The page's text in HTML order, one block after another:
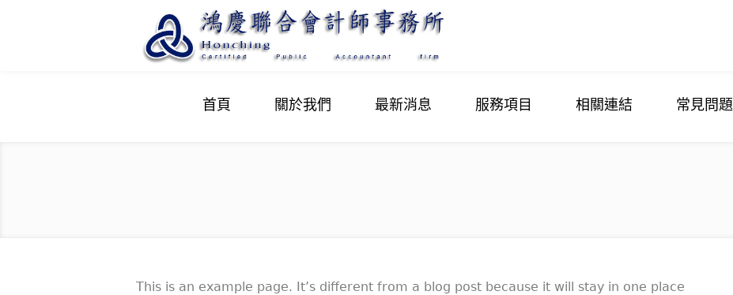
首頁 關於我們 最新消息 服務項目 相關連結 常見問題
This is an example page. It’s different from a blog post because it will stay in one place